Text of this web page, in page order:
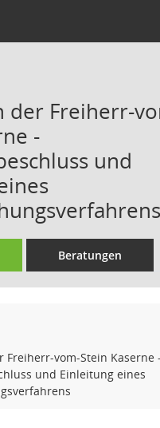
der Freiherr-
-
und
Beratungen
Freiherr-vom-Stein Kaserne -
und Einleitung eines